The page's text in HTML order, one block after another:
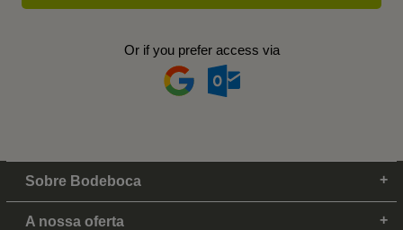
Or if you prefer access via
Sobre Bodeboca
A nossa oferta